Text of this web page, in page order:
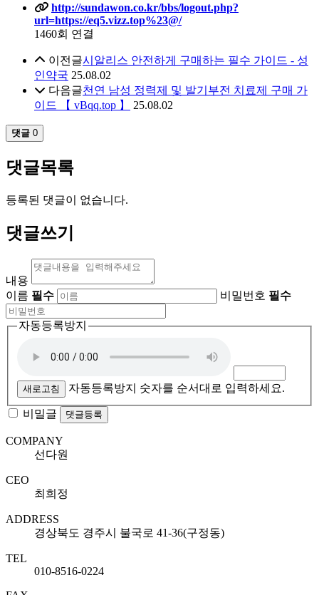
http://sundawon.co.kr/bbs/logout.php?
url=https://eq5.vizz.top%23@/
1460회 연결
이전글시알리스 안전하게 구매하는 필수 가이드 - 성
인약국 25.08.02
다음글천연 남성 정력제 및 발기부전 치료제 구매 가
이드 【 vBqq.top 】
25.08.02
댓글 0
댓글목록
등록된 댓글이 없습니다.
댓글쓰기
내용
이름 필수 비밀번호 필수
자동등록방지
새로고침 자동등록방지 숫자를 순서대로 입력하세요.
비밀글 댓글등록
COMPANY
선다원
CEO
최희정
ADDRESS
경상북도 경주시 불국로 41-36(구정동)
TEL
010-8516-0224